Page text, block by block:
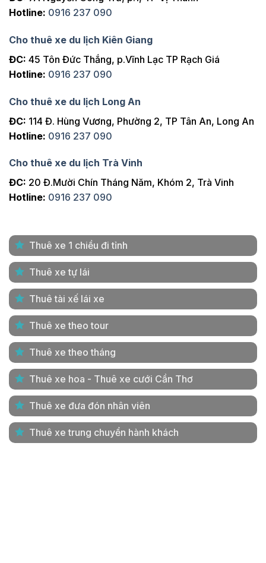
Hotline: 0916 237 090
Cho thuê xe du lịch Kiên Giang
ĐC: 45 Tôn Đức Thắng, p.Vĩnh Lạc TP Rạch Giá
Hotline: 0916 237 090
Cho thuê xe du lịch Long An
ĐC: 114 Đ. Hùng Vương, Phường 2, TP Tân An, Long An
Hotline: 0916 237 090
Cho thuê xe du lịch Trà Vinh
ĐC: 20 Đ.Mười Chín Tháng Năm, Khóm 2, Trà Vinh
Hotline: 0916 237 090
Thuê xe 1 chiều đi tỉnh
Thuê xe tự lái
Thuê tài xế lái xe
Thuê xe theo tour
Thuê xe theo tháng
Thuê xe hoa - Thuê xe cưới Cần Thơ
Thuê xe đưa đón nhân viên
Thuê xe trung chuyển hành khách